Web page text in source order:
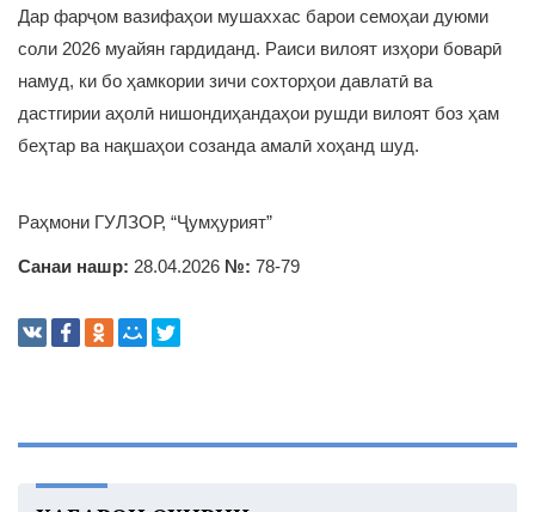
Дар фарҷом вазифаҳои мушаххас барои семоҳаи дуюми
соли 2026 муайян гардиданд. Раиси вилоят изҳори боварӣ
намуд, ки бо ҳамкории зичи сохторҳои давлатӣ ва
дастгирии аҳолӣ нишондиҳандаҳои рушди вилоят боз ҳам
беҳтар ва нақшаҳои созанда амалӣ хоҳанд шуд.
Раҳмони ГУЛЗОР, “Ҷумҳурият”
Санаи нашр: 28.04.2026 №: 78-79